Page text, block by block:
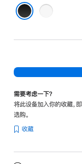
无
需要考虑一下？
将此设备加入你的收藏，
选购。
收藏